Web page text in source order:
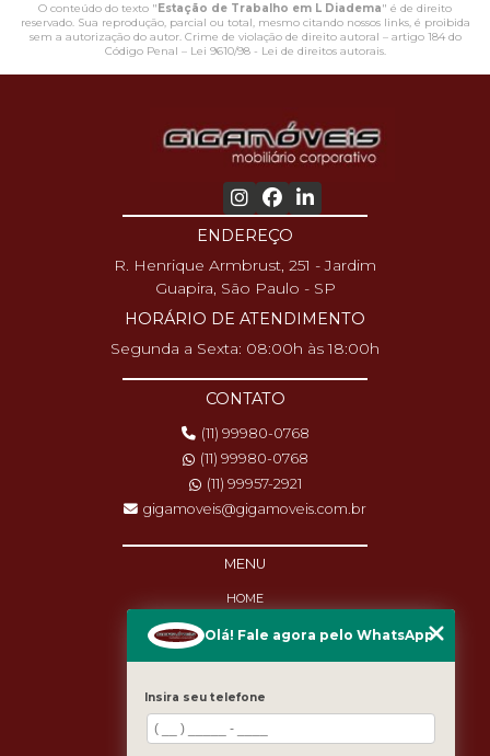
O conteúdo do texto "Estação de Trabalho em L Diadema" é de direito
reservado. Sua reprodução, parcial ou total, mesmo citando nossos links, é proibida
sem a autorização do autor. Crime de violação de direito autoral – artigo 184 do
Código Penal – Lei 9610/98 - Lei de direitos autorais.
ENDEREÇO
R. Henrique Armbrust, 251 - Jardim
Guapira, São Paulo - SP
HORÁRIO DE ATENDIMENTO
Segunda a Sexta: 08:00h às 18:00h
CONTATO
(11) 99980-0768
(11) 99980-0768
(11) 99957-2921
gigamoveis@gigamoveis.com.br
MENU
HOME
PRODUTOS
MANUTENÇÃO
CASES
Olá! Fale agora pelo WhatsApp
Insira seu telefone